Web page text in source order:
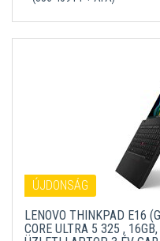
ÚJDONSÁG
LENOVO THINKPAD E16
CORE ULTRA 5 325 ,